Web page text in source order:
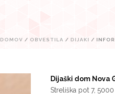
DOMOV / OBVESTILA / DIJAKI /
Dijaški dom Nova
Streliška pot 7,